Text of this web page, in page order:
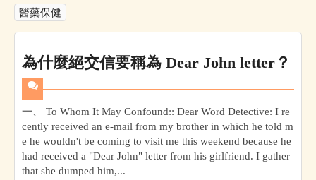
醫藥保健
為什麼絕交信要稱為 Dear John letter？
一、 To Whom It May Confound:: Dear Word Detective: I re
cently received an e-mail from my brother in which he told m
e he wouldn't be coming to visit me this weekend because he
had received a "Dear John" letter from his girlfriend. I gather
that she dumped him,...